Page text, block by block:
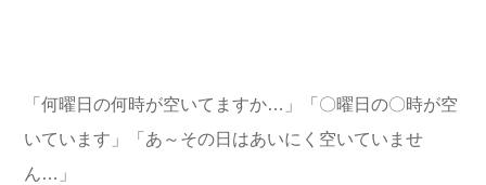
「何曜日の何時が空いてますか…」「〇曜日の〇時が空
いています」「あ～その日はあいにく空いていませ
ん…」